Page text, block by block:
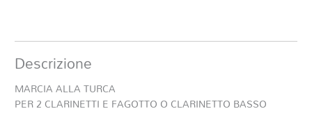
Descrizione
MARCIA ALLA TURCA
PER 2 CLARINETTI E FAGOTTO O CLARINETTO BASSO